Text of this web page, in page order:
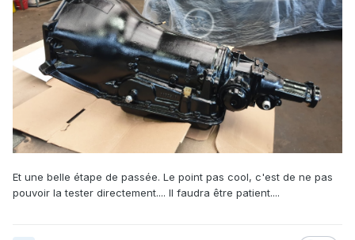
Et une belle étape de passée. Le point pas cool, c'est de ne pas
pouvoir la tester directement.... Il faudra être patient....